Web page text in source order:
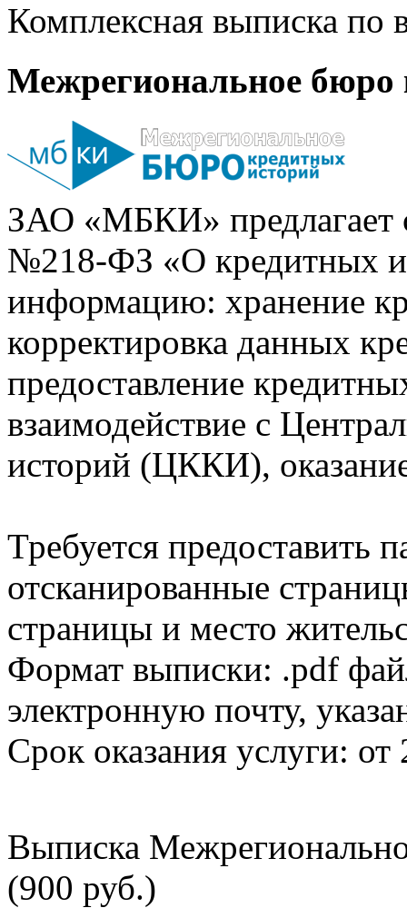
Комплексная выписка
Межрегиональное бюро
ЗАО «МБКИ» предлагает
№218-ФЗ «О кредитных
информацию: хранение
корректировка данных
предоставление
взаимодействие с
историй (ЦККИ),
Требуется предоставить
отсканированные
страницы и место
Формат выписки: .pdf
электронную почту,
Срок оказания услуги: от
Выписка
(900 руб.)